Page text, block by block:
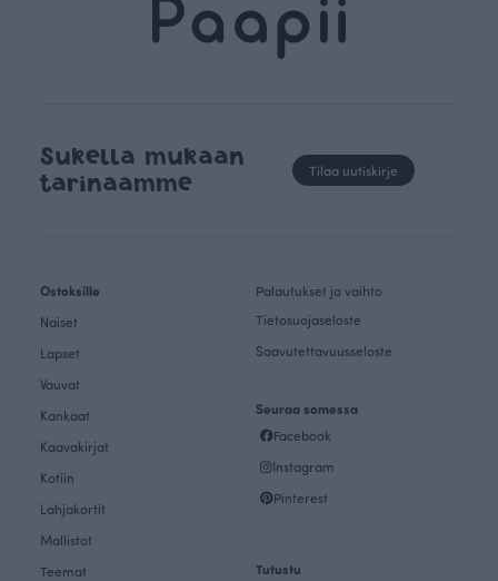
Sukella mukaan
tarinaamme
Tilaa uutiskirje
Ostoksille
Naiset
Lapset
Vauvat
Kankaat
Kaavakirjat
Kotiin
Lahjakortit
Mallistot
Teemat
Palautukset ja vaihto
Tietosuojaseloste
Saavutettavuusseloste
Seuraa somessa
Facebook
Instagram
Pinterest
Tutustu